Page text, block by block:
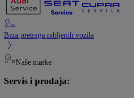
Brza pretraga rabljenih vozila
Naše marke
Servis i prodaja: